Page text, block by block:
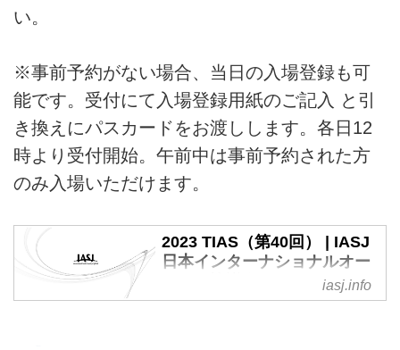
い。
※事前予約がない場合、当日の入場登録も可
能です。受付にて入場登録用紙のご記入 と引
き換えにパスカードをお渡しします。各日12
時より受付開始。午前中は事前予約された方
のみ入場いただけます。
2023 TIAS（第40回） | IASJ
日本インターナショナルオー
iasj.info